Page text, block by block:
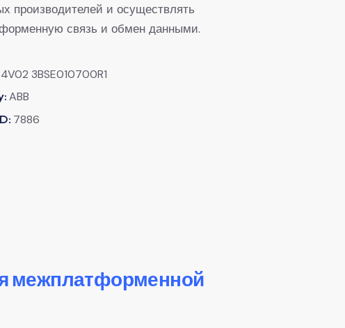
производителей и осуществлять
связь и обмен данными.
3BSE010700R1
ABB
7886
межплатформенной